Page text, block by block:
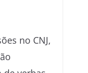
no CNJ,